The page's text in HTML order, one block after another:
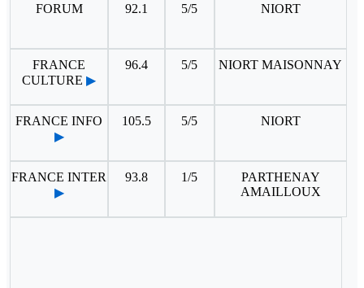
FORUM 92.1 5/5 NIORT
FRANCE
CULTURE ▶
96.4 5/5 NIORT MAISONNAY
FRANCE INFO
▶
105.5 5/5 NIORT
FRANCE INTER
▶
93.8 1/5
PARTHENAY
AMAILLOUX